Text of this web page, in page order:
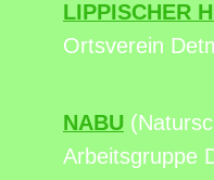
LIPPISCHER
Ortsverein
NABU
Arbeitsgruppe